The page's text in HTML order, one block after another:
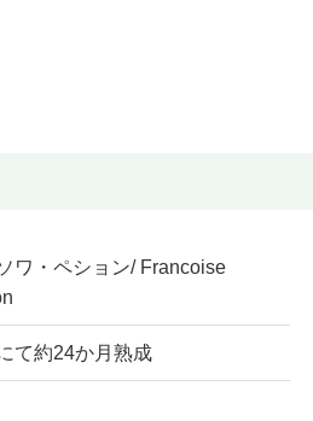
ワ・ペション/ Francoise
て約24か月熟成